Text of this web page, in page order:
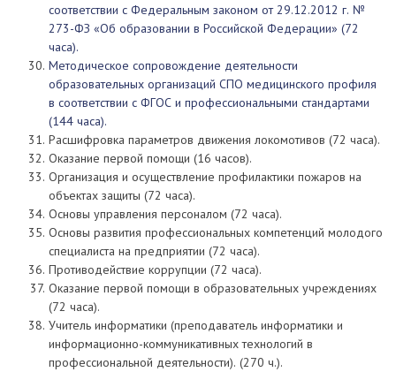
соответствии с Федеральным законом от 29.12.2012 г. №
273-ФЗ «Об образовании в Российской Федерации» (72
часа).
Методическое сопровождение деятельности
образовательных организаций СПО медицинского профиля
в соответствии с ФГОС и профессиональными стандартами
(144 часа).
Расшифровка параметров движения локомотивов (72 часа).
Оказание первой помощи (16 часов).
Организация и осуществление профилактики пожаров на
объектах защиты (72 часа).
Основы управления персоналом (72 часа).
Основы развития профессиональных компетенций молодого
специалиста на предприятии (72 часа).
Противодействие коррупции (72 часа).
Оказание первой помощи в образовательных учреждениях
(72 часа).
Учитель информатики (преподаватель информатики и
информационно-коммуникативных технологий в
профессиональной деятельности). (270 ч.).